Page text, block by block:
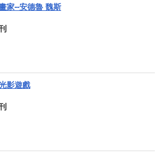
家--安德魯 魏斯
影遊戲